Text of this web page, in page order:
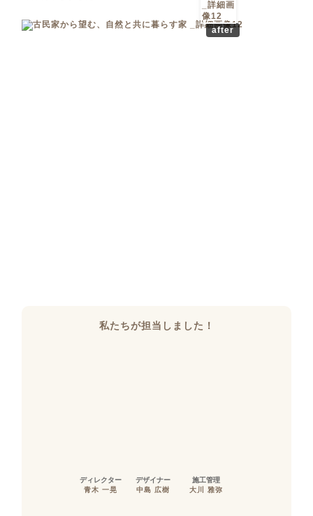
after
私たちが担当しました！
ディレクター
青木 一晃
デザイナー
中島 広樹
施工管理
大川 雅弥